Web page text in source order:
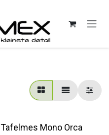
Tafelmes Mono Orca